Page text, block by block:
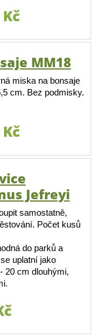
MM18
miska na bonsaje
cm. Bez podmisky.
Jefreyi
samostatně,
Počet kusů
do parků a
uplatní jako
20 cm dlouhými,